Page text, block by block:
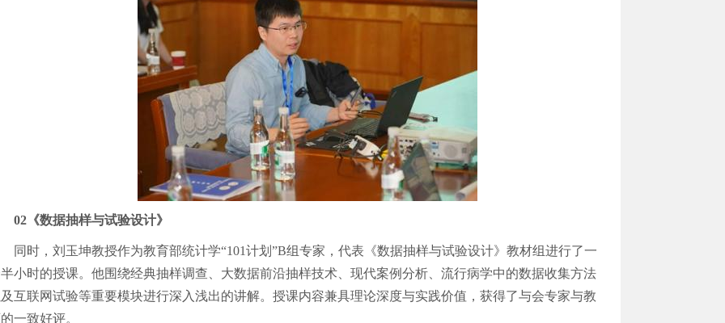
02《数据抽样与试验设计》
同时，刘玉坤教授作为教育部统计学“101计划”B组专家，代表《数据抽样与试验设计》教材组进行了一
小时的授课。他围绕经典抽样调查、大数据前沿抽样技术、现代案例分析、流行病学中的数据收集方法
互联网试验等重要模块进行深入浅出的讲解。授课内容兼具理论深度与实践价值，获得了与会专家与教
一致好评。